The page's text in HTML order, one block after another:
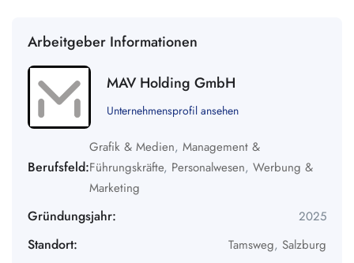
Arbeitgeber Informationen
MAV Holding GmbH
Unternehmensprofil ansehen
Berufsfeld:
Grafik & Medien, Management &
Führungskräfte, Personalwesen, Werbung &
Marketing
Gründungsjahr: 2025
Standort: Tamsweg, Salzburg